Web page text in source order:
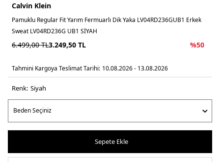
Calvin Klein
Pamuklu Regular Fit Yarım Fermuarlı Dik Yaka LV04RD236GUB1 Erkek
Sweat LV04RD236G UB1 SİYAH
6.499,00TL3.249,50 TL %50
Tahmini Kargoya Teslimat Tarihi: 10.08.2026 - 13.08.2026
Renk: si̇yah
Sepete Ekle